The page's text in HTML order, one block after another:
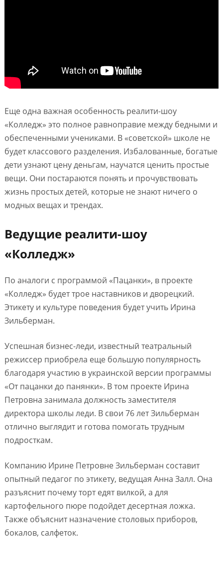
Еще одна важная особенность реалити-шоу
«Колледж» это полное равноправие между бедными и
обеспеченными учениками. В «советской» школе не
будет классового разделения. Избалованные, богатые
дети узнают цену деньгам, научатся ценить простые
вещи. Они постараются понять и прочувствовать
жизнь простых детей, которые не знают ничего о
модных вещах и трендах.
Ведущие реалити-шоу
«Колледж»
По аналоги с программой «Пацанки», в проекте
«Колледж» будет трое наставников и дворецкий.
Этикету и культуре поведения будет учить Ирина
Зильберман.
Успешная бизнес-леди, известный театральный
режиссер приобрела еще большую популярность
благодаря участию в украинской версии программы
«От пацанки до панянки». В том проекте Ирина
Петровна занимала должность заместителя
директора школы леди. В свои 76 лет Зильберман
отлично выглядит и готова помогать трудным
подросткам.
Компанию Ирине Петровне Зильберман составит
опытный педагог по этикету, ведущая Анна Залл. Она
разъяснит почему торт едят вилкой, а для
картофельного пюре подойдет десертная ложка.
Также объяснит назначение столовых приборов,
бокалов, салфеток.